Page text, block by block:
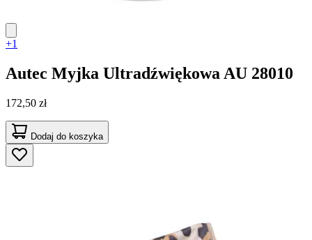
+1
Autec Myjka Ultradźwiękowa AU 28010
172,50 zł
Dodaj do koszyka